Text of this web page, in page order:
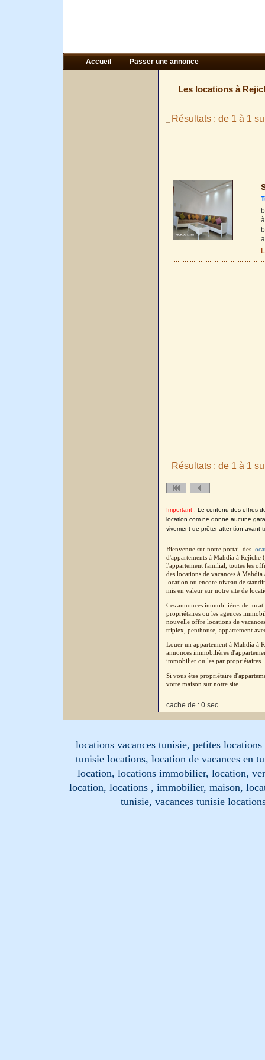
Accueil Passer une annonce
__ Les locations à
Résultats : de 1 à 1
Résultats : de 1 à 1
Important : Le contenu des offres
location.com ne donne aucune
vivement de prêter attention avant
Bienvenue sur notre portail des
d'appartements à Mahdia à
l'appartement familial, toutes les
des locations de vacances à
location ou encore niveau de
mis en valeur sur notre site de
Ces annonces immobilières de
propriétaires ou les agences
nouvelle offre locations de
triplex, penthouse, appartement
Louer un appartement à Mahdia à
annonces immobilières
immobilier ou les par propriétaires.
Si vous êtes propriétaire
votre maison sur notre site.
cache de : 0 sec
locations vacances tunisie, petites
tunisie locations, location de vacances en
location, locations immobilier, location,
location, locations , immobilier, maison,
tunisie, vacances tunisie